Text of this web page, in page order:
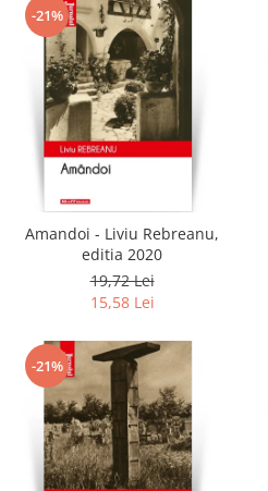
-21%
Amandoi - Liviu Rebreanu,
editia 2020
19,72 Lei
15,58 Lei
-21%